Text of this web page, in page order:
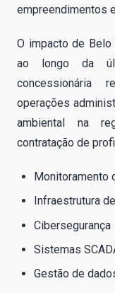
empreendimentos
O impacto de
ao longo da
concessionária
operações
ambiental na
contratação de
Monitoramento
Infraestrutura
Cibersegurança
Sistemas
Gestão de